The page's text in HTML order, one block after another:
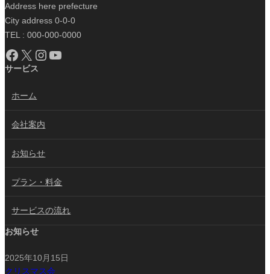
Address here prefecture
City address 0-0-0
TEL : 000-000-0000
Facebook X Instagram YouTube
サービス
ホーム
会社案内
お知らせ
プラン・料金
サービスの流れ
お知らせ
2025年10月15日
クリスマス会